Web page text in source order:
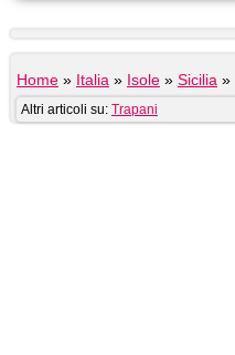
Home » Italia » Isole » Sicilia »
Altri articoli su: Trapani